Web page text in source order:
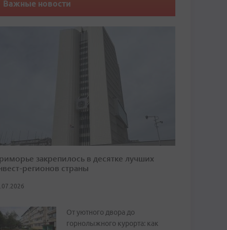
Важные новости
закрепилось в десятке лучших
регионов страны
От уютного двора до
горнолыжного курорта: как